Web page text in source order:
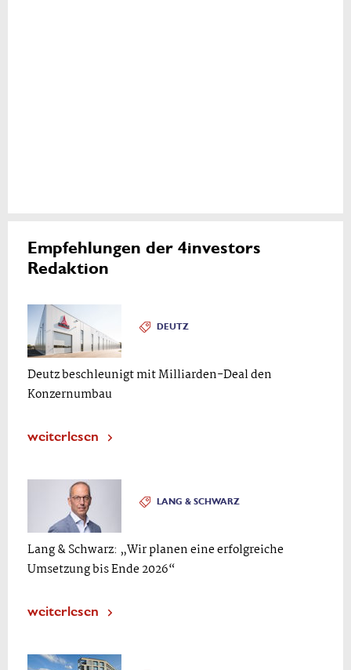
Empfehlungen der 4investors
Redaktion
DEUTZ
Deutz beschleunigt mit Milliarden-Deal den
Konzernumbau
weiterlesen
LANG & SCHWARZ
Lang & Schwarz: „Wir planen eine erfolgreiche
Umsetzung bis Ende 2026“
weiterlesen